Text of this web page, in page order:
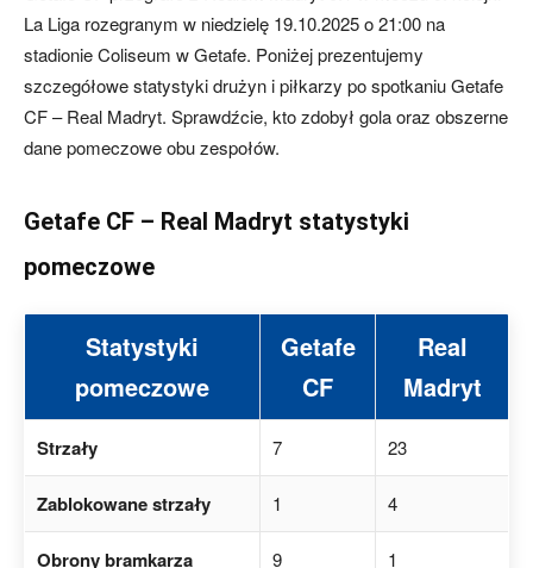
La Liga rozegranym w niedzielę 19.10.2025 o 21:00 na
stadionie Coliseum w Getafe. Poniżej prezentujemy
szczegółowe statystyki drużyn i piłkarzy po spotkaniu Getafe
CF – Real Madryt. Sprawdźcie, kto zdobył gola oraz obszerne
dane pomeczowe obu zespołów.
Getafe CF – Real Madryt statystyki
pomeczowe
Statystyki
pomeczowe
Getafe
CF
Real
Madryt
Strzały 7 23
Zablokowane strzały 1 4
Obrony bramkarza 9 1